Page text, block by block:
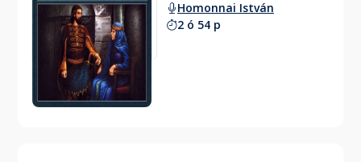
Homonnai István
2 ó 54 p